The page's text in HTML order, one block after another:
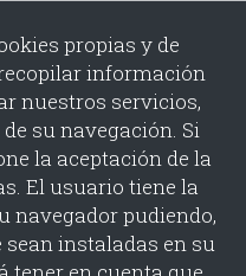
propias y de
información
nuestros servicios,
su navegación. Si
la aceptación de la
El usuario tiene la
navegador pudiendo,
sean instaladas en su
TELEMÁTICOS S.L.
Condiciones uso